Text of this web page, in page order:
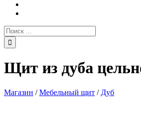
Поиск:
Щит из дуба
Магазин /Мебельный щит / Дуб